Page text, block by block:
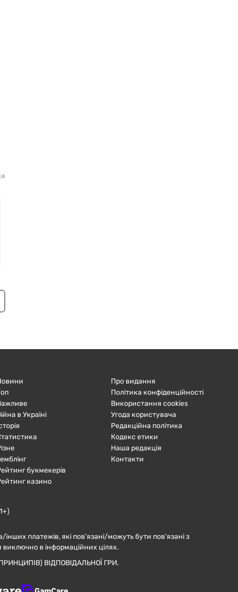
в Україні
букмекерів
казино
Про видання
Політика конфіденційності
Використання cookies
Угода користувача
Редакційна політика
Кодекс етики
Наша редакція
Контакти
платежів, які пов’язані/можуть бути пов’язані з
виключно в інформаційних цілях.
ВІДПОВІДАЛЬНОЇ ГРИ.